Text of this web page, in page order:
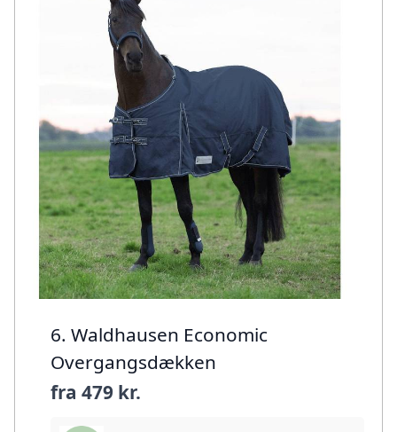
6. Waldhausen Economic
Overgangsdækken
fra 479 kr.